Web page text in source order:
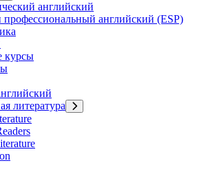
английский
профессиональный английский (ESP)
курсы
литература